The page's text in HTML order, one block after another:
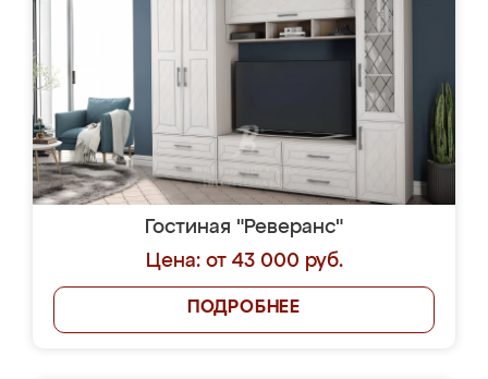
Гостиная "Реверанс"
Цена: от 43 000 руб.
ПОДРОБНЕЕ